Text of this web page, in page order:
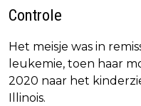
Controle
Het meisje was in
leukemie, toen haar
2020 naar het
Illinois.